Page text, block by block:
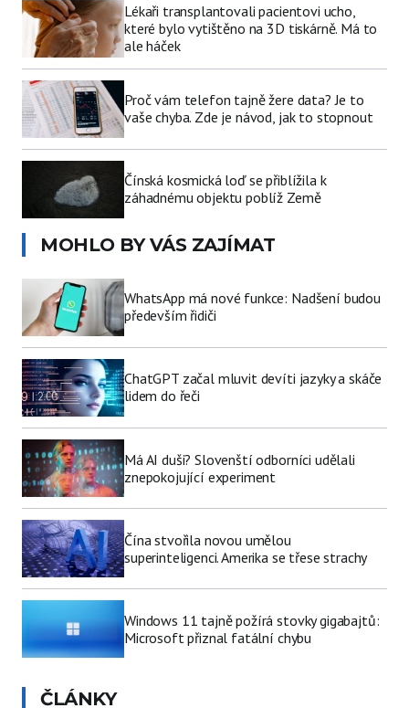
Lékaři transplantovali pacientovi ucho,
které bylo vytištěno na 3D tiskárně. Má to
ale háček
Proč vám telefon tajně žere data? Je to
vaše chyba. Zde je návod, jak to stopnout
Čínská kosmická loď se přiblížila k
záhadnému objektu poblíž Země
MOHLO BY VÁS ZAJÍMAT
WhatsApp má nové funkce: Nadšení budou
především řidiči
ChatGPT začal mluvit devíti jazyky a skáče
lidem do řeči
Má AI duši? Slovenští odborníci udělali
znepokojující experiment
Čína stvořila novou umělou
superinteligenci. Amerika se třese strachy
Windows 11 tajně požírá stovky gigabajtů:
Microsoft přiznal fatální chybu
ČLÁNKY